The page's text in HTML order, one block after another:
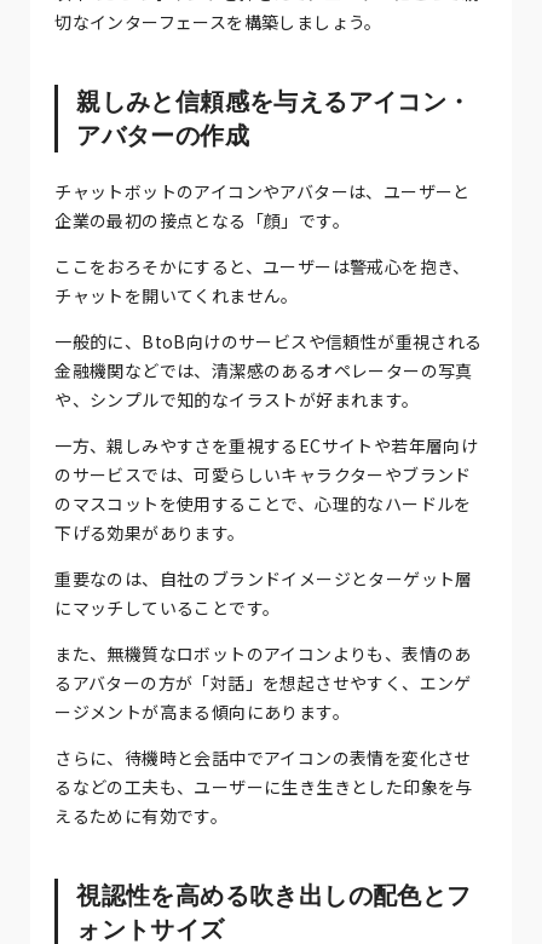
切なインターフェースを構築しましょう。
親しみと信頼感を与えるアイコン・
アバターの作成
チャットボットのアイコンやアバターは、ユーザーと
企業の最初の接点となる「顔」です。
ここをおろそかにすると、ユーザーは警戒心を抱き、
チャットを開いてくれません。
一般的に、BtoB向けのサービスや信頼性が重視される
金融機関などでは、清潔感のあるオペレーターの写真
や、シンプルで知的なイラストが好まれます。
一方、親しみやすさを重視するECサイトや若年層向け
のサービスでは、可愛らしいキャラクターやブランド
のマスコットを使用することで、心理的なハードルを
下げる効果があります。
重要なのは、自社のブランドイメージとターゲット層
にマッチしていることです。
また、無機質なロボットのアイコンよりも、表情のあ
るアバターの方が「対話」を想起させやすく、エンゲ
ージメントが高まる傾向にあります。
さらに、待機時と会話中でアイコンの表情を変化させ
るなどの工夫も、ユーザーに生き生きとした印象を与
えるために有効です。
視認性を高める吹き出しの配色とフ
ォントサイズ